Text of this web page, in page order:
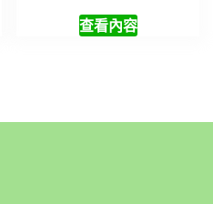
查看內容